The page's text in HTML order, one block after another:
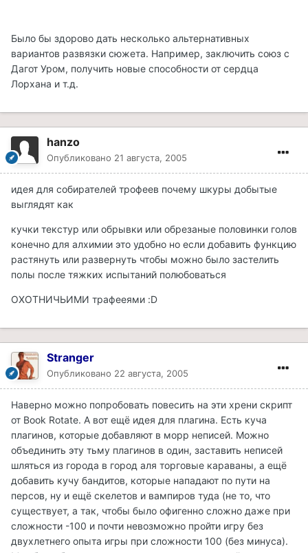
Было бы здорово дать несколько альтернативных
вариантов развязки сюжета. Например, заключить союз с
Дагот Уром, получить новые способности от сердца
Лорхана и т.д.
hanzo
Опубликовано 21 августа, 2005
идея для собирателей трофеев почему шкуры добытые
выглядят как
кучки текстур или обрывки или обрезаные половинки голов
конечно для алхимии это удобно но если добавить функцию
растянуть или развернуть чтобы можно было застелить
полы после тяжких испытаний полюбоваться
ОХОТНИЧЬИМИ трафееями :D
Stranger
Опубликовано 22 августа, 2005
Наверно можно попробовать повесить на эти хрени скрипт
от Book Rotate. А вот ещё идея для плагина. Есть куча
плагинов, которые добавляют в морр неписей. Можно
объединить эту тьму плагинов в один, заставить неписей
шляться из города в город аля торговые караваны, а ещё
добавить кучу бандитов, которые нападают по пути на
персов, ну и ещё скелетов и вампиров туда (не то, что
существует, а так, чтобы было офигенно сложно даже при
сложности -100 и почти невозможно пройти игру без
двухлетнего опыта игры при сложности 100 (без минуса).